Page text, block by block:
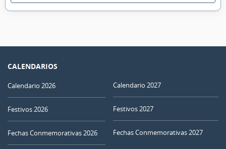
CALENDARIOS
Calendario 2026
Festivos 2026
Fechas Conmemorativas 2026
Calendario 2027
Festivos 2027
Fechas Conmemorativas 2027